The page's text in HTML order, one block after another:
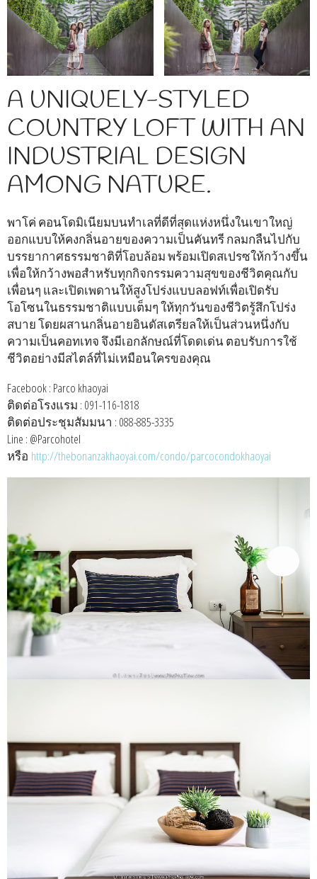
A UNIQUELY-STYLED
COUNTRY LOFT WITH AN
INDUSTRIAL DESIGN
AMONG NATURE.
พาโค่ คอนโดมิเนียมบนทำเลที่ดีที่สุดแห่งหนึ่งในเขาใหญ่
ออกแบบให้คงกลิ่นอายของความเป็นคันทรี กลมกลืนไปกับ
บรรยากาศธรรมชาติที่โอบล้อม พร้อมเปิดสเปรซให้กว้างขึ้น
เพื่อให้กว้างพอสำหรับทุกกิจกรรมความสุขของชีวิตคุณกับ
เพื่อนๆ และเปิดเพดานให้สูงโปร่งแบบลอฟท์เพื่อเปิดรับ
โอโซนในธรรมชาติแบบเต็มๆ ให้ทุกวันของชีวิตรู้สึกโปร่ง
สบาย โดยผสานกลิ่นอายอินดัสเตรียลให้เป็นส่วนหนึ่งกับ
ความเป็นคอทเทจ จึงมีเอกลักษณ์ที่โดดเด่น ตอบรับการใช้
ชีวิตอย่างมีสไตล์ที่ไม่เหมือนใครของคุณ
Facebook : Parco khaoyai
ติดต่อโรงแรม : 091-116-1818
ติดต่อประชุมสัมมนา : 088-885-3335
Line : @Parcohotel
หรือ http://thebonanzakhaoyai.com/condo/parcocondokhaoyai